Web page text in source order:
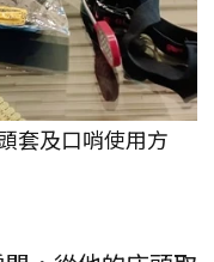
套及口哨使用方